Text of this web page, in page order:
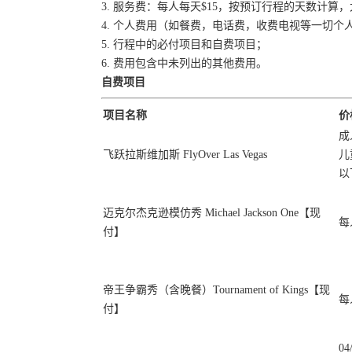
3. 服务费：每人每天$15，按预订行程的天数计算
4. 个人费用（如餐费，电话费，收费电视等一切个
5. 行程中的必付项目和自费项目；
6. 费用包含中未列出的其他费用。
自费项目
项目名称 价
飞跃拉斯维加斯 FlyOver Las Vegas
成
以
迈克尔杰克逊模仿秀 Michael Jackson One【现
付】
每
帝王争霸秀（含晚餐）Tournament of Kings【现
付】
每